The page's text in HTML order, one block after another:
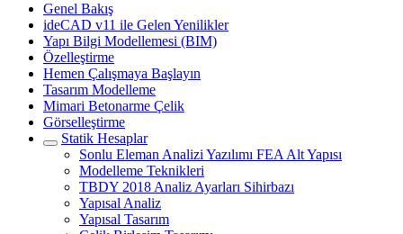
Genel Bakış
ideCAD v11 ile Gelen Yenilikler
Yapı Bilgi Modellemesi (BIM)
Özelleştirme
Hemen Çalışmaya Başlayın
Tasarım Modelleme
Mimari Betonarme Çelik
Görselleştirme
Statik Hesaplar
Sonlu Eleman Analizi Yazılımı FEA Alt Yapısı
Modelleme Teknikleri
TBDY 2018 Analiz Ayarları Sihirbazı
Yapısal Analiz
Yapısal Tasarım